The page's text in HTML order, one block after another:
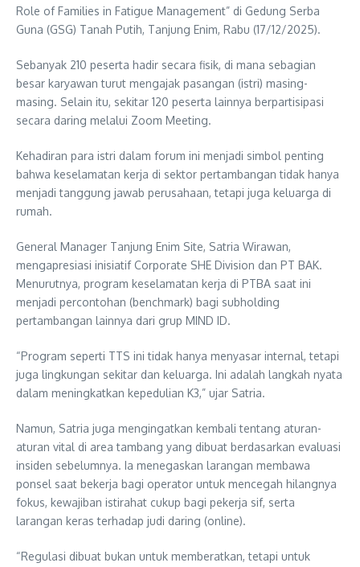
Role of Families in Fatigue Management” di Gedung Serba
Guna (GSG) Tanah Putih, Tanjung Enim, Rabu (17/12/2025).
Sebanyak 210 peserta hadir secara fisik, di mana sebagian
besar karyawan turut mengajak pasangan (istri) masing-
masing. Selain itu, sekitar 120 peserta lainnya berpartisipasi
secara daring melalui Zoom Meeting.
Kehadiran para istri dalam forum ini menjadi simbol penting
bahwa keselamatan kerja di sektor pertambangan tidak hanya
menjadi tanggung jawab perusahaan, tetapi juga keluarga di
rumah.
General Manager Tanjung Enim Site, Satria Wirawan,
mengapresiasi inisiatif Corporate SHE Division dan PT BAK.
Menurutnya, program keselamatan kerja di PTBA saat ini
menjadi percontohan (benchmark) bagi subholding
pertambangan lainnya dari grup MIND ID.
“Program seperti TTS ini tidak hanya menyasar internal, tetapi
juga lingkungan sekitar dan keluarga. Ini adalah langkah nyata
dalam meningkatkan kepedulian K3,” ujar Satria.
Namun, Satria juga mengingatkan kembali tentang aturan-
aturan vital di area tambang yang dibuat berdasarkan evaluasi
insiden sebelumnya. Ia menegaskan larangan membawa
ponsel saat bekerja bagi operator untuk mencegah hilangnya
fokus, kewajiban istirahat cukup bagi pekerja sif, serta
larangan keras terhadap judi daring (online).
“Regulasi dibuat bukan untuk memberatkan, tetapi untuk